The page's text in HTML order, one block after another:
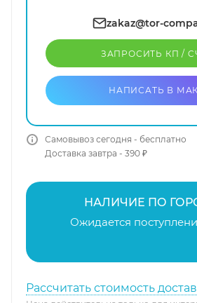
zakaz@tor-
ЗАПРОСИТЬ КП /
НАПИСАТЬ В
Самовывоз сегодня - бесплатно
Доставка завтра - 390 ₽
НАЛИЧИЕ ПО
Ожидается
Рассчитать стоимость